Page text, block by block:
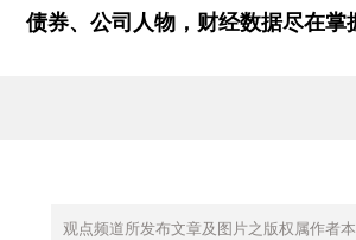
债券、公司人物，财经数据尽在掌
观点频道所发布文章及图片之版权属作者